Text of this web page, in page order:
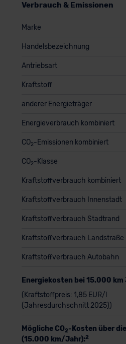
Verbrauch & Emissionen
Marke
Handelsbezeichnung
Antriebsart
Kraftstoff
anderer Energieträger
Energieverbrauch kombiniert
CO2-Emissionen kombiniert
CO2-Klasse
Kraftstoffverbrauch kombiniert
Kraftstoffverbrauch Innenstadt
Kraftstoffverbrauch Stadtrand
Kraftstoffverbrauch Landstraße
Kraftstoffverbrauch Autobahn
Energiekosten bei 15.000
(Kraftstoffpreis: 1,85 EUR/l
(Jahresdurchschnitt 2025))
Mögliche CO2-Kosten über
(15.000 km/Jahr):2